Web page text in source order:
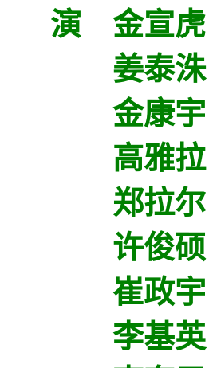
金宣虎
泰洙
康宇
雅拉
拉尔
俊硕
政宇
基英 Ki-